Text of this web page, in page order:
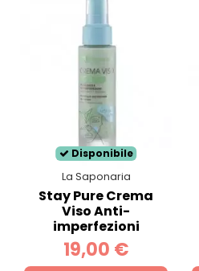
Disponibile
La Saponaria
Stay Pure Crema
Viso Anti-
imperfezioni
19,00 €